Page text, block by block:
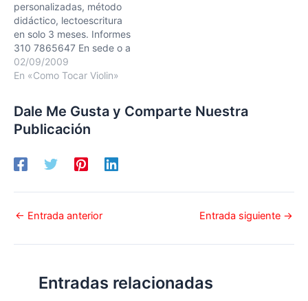
personalizadas, método
didáctico, lectoescritura
en solo 3 meses. Informes
310 7865647 En sede o a
domicilio. Long long ago
variation spicatto
02/09/2009
En «Como Tocar Violin»
Dale Me Gusta y Comparte Nuestra
Publicación
← Entrada anterior Entrada siguiente →
Entradas relacionadas